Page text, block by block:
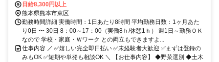
日給8,300円以上
熊本県熊本市東区
勤務時間詳細 実働時間：1日あたり8時間 平均勤務日数：1ヶ月あた
り0日 〜 30日 8：00～17：00（実働8ｈ/休憩1ｈ） 週1日～勤務ＯＫ
なので 学校・家庭・Ｗワーク との両立もできますよ...
仕事内容 ／ ✅嬉しい完全即日払い ✅未経験者大歓迎 ✅まずは登録の
みもOK ✅短期や単発も相談OK ＼ 【お仕事内容】 ◆野菜選別 ◆土木